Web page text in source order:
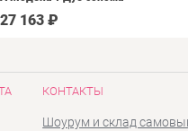
27 163 ₽
КОНТАКТЫ
Шоурум и склад